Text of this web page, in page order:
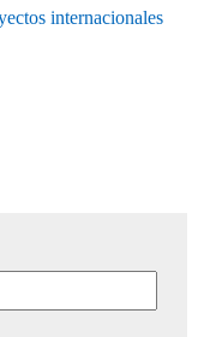
internacionales